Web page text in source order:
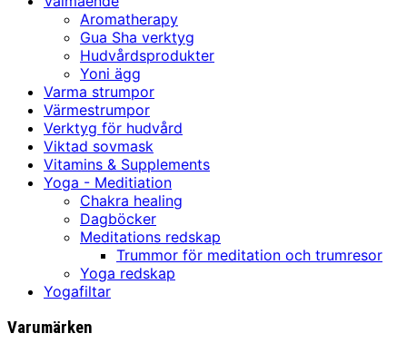
Aromatherapy
Gua Sha verktyg
Hudvårdsprodukter
Yoni ägg
Varma strumpor
Värmestrumpor
Verktyg för hudvård
Viktad sovmask
Vitamins & Supplements
Yoga - Meditiation
Chakra healing
Dagböcker
Meditations redskap
Trummor för meditation och trumresor
Yoga redskap
Yogafiltar
Varumärken